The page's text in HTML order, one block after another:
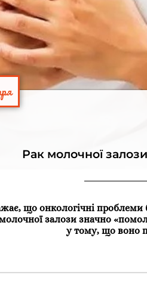
Рак молочної
що онкологічні
залози значно
у тому, що воно